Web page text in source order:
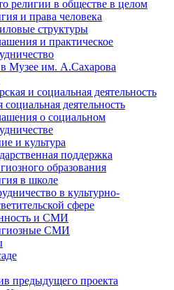
религии в обществе в целом
и права человека
структуры
и практическое
Музее им. А.Сахарова
и социальная деятельность
социальная деятельность
о социальном
и культура
поддержка
образования
в школе
в культурно-
сфере
и СМИ
СМИ
предыдущего проекта